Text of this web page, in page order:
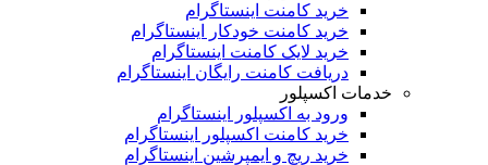
خرید کامنت اینستاگرام
خرید کامنت خودکار اینستاگرام
خرید لایک کامنت اینستاگرام
دریافت کامنت رایگان اینستاگرام
خدمات اکسپلور
ورود به اکسپلور اینستاگرام
خرید کامنت اکسپلور اینستاگرام
خرید ریچ و ایمپرشین اینستاگرام